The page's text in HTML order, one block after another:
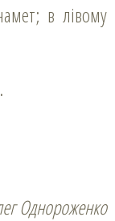
в лівому
Однороженко